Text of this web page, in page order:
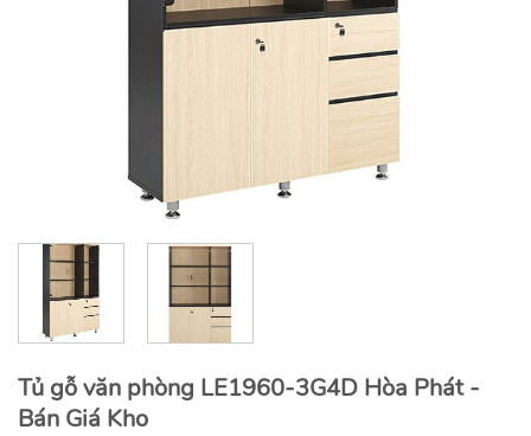
Tủ gỗ văn phòng LE1960-3G4D Hòa Phát -
Bán Giá Kho